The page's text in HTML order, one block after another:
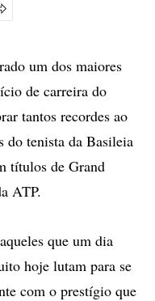
um dos maiores
de carreira do
tantos recordes ao
do tenista da Basileia
títulos de Grand
ATP.
que um dia
hoje lutam para se
com o prestígio que